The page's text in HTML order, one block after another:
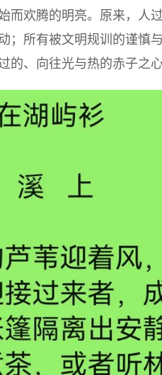
而欢腾的明亮。原来，人
；所有被文明规训的谨慎
的、向往光与热的赤子之